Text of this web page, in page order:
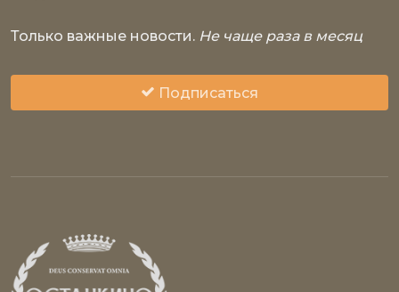
Только важные новости. Не чаще раза в месяц
Подписаться